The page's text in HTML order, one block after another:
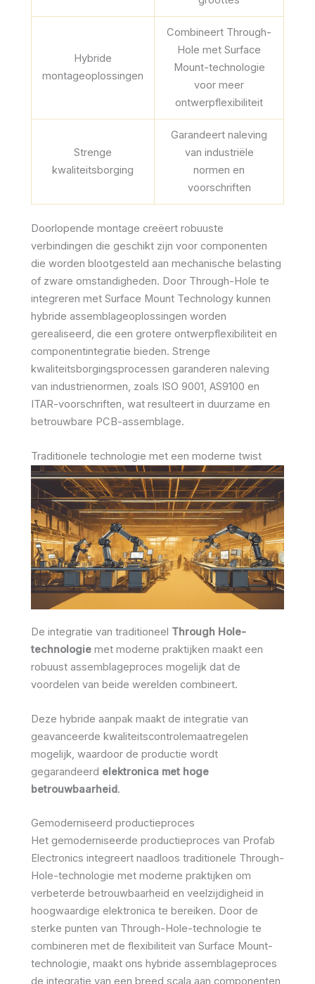
Hybride
montageoplossingen
Combineert Through-
Hole met Surface
Mount-technologie
voor meer
ontwerpflexibiliteit
Strenge
kwaliteitsborging
Garandeert naleving
van industriële
normen en
voorschriften
Doorlopende montage creëert robuuste
verbindingen die geschikt zijn voor componenten
die worden blootgesteld aan mechanische belasting
of zware omstandigheden. Door Through-Hole te
integreren met Surface Mount Technology kunnen
hybride assemblageoplossingen worden
gerealiseerd, die een grotere ontwerpflexibiliteit en
componentintegratie bieden. Strenge
kwaliteitsborgingsprocessen garanderen naleving
van industrienormen, zoals ISO 9001, AS9100 en
ITAR-voorschriften, wat resulteert in duurzame en
betrouwbare PCB-assemblage.
Traditionele technologie met een moderne twist
De integratie van traditioneel Through Hole-
technologie met moderne praktijken maakt een
robuust assemblageproces mogelijk dat de
voordelen van beide werelden combineert.
Deze hybride aanpak maakt de integratie van
geavanceerde kwaliteitscontrolemaatregelen
mogelijk, waardoor de productie wordt
gegarandeerd elektronica met hoge
betrouwbaarheid.
Gemoderniseerd productieproces
Het gemoderniseerde productieproces van Profab
Electronics integreert naadloos traditionele Through-
Hole-technologie met moderne praktijken om
verbeterde betrouwbaarheid en veelzijdigheid in
hoogwaardige elektronica te bereiken. Door de
sterke punten van Through-Hole-technologie te
combineren met de flexibiliteit van Surface Mount-
technologie, maakt ons hybride assemblageproces
de integratie van een breed scala aan componenten